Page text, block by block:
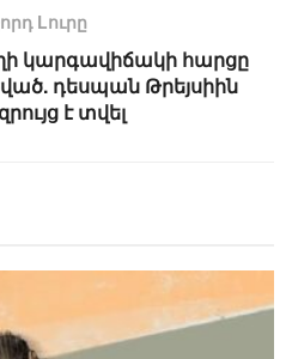
Lուրը
կարգավիճակի հարցը
դեսպան Թրեյսիին
է տվել